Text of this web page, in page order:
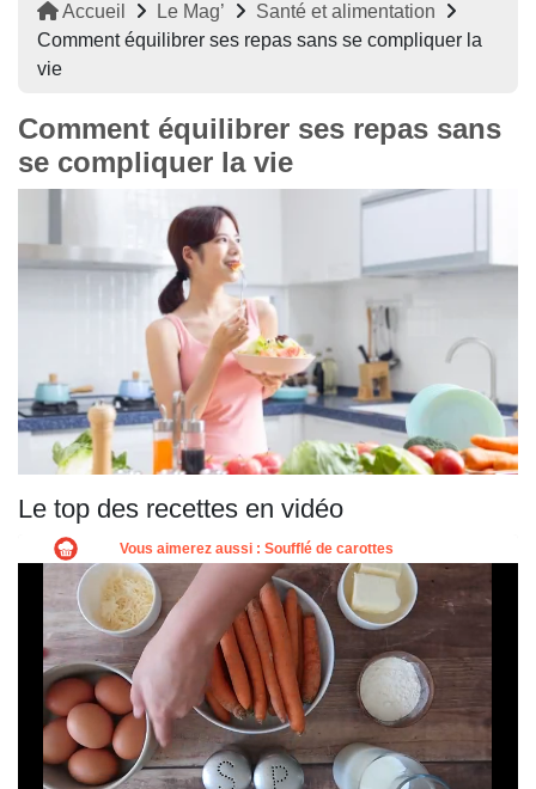
Accueil Le Mag’
Santé et alimentation
Comment équilibrer ses repas sans se compliquer la
vie
Comment équilibrer ses repas sans
se compliquer la vie
Le top des recettes en vidéo